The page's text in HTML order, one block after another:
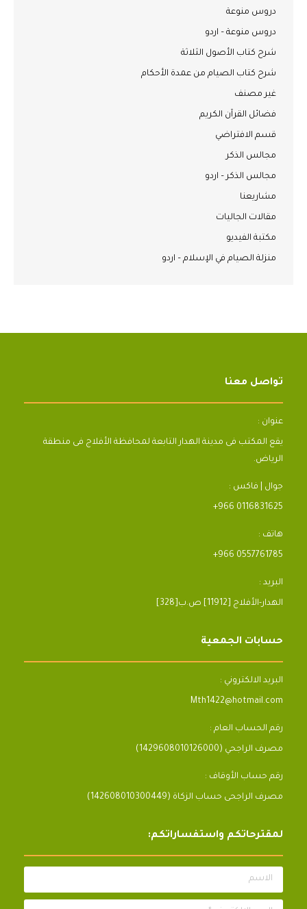
دروس منوعة
دروس منوعة – اردو
شرح كتاب الأصول الثلاثة
شرح كتاب الصيام من عمدة الأحكام
غير مصنف
فضائل القرآن الكريم
قسم الافتراضي
مجالس الذكر
مجالس الذكر – اردو
مشاريعنا
مقالات الجاليات
مكتبة الفيديو
منزلة الصيام في الإسلام – اردو
تواصل معنا
عنوان :
يقع المكتب فى مدينة الهدار التابعة لمحافظة الأفلاج فى منطقة
الرياض.
جوال | فاكس :
+966 0116831625
هاتف :
+966 0557761785
البريد :
[328]الهدار-الأفلاج [11912] ص.ب
حسابات الجمعية
البريد الالكتروني :
Mth1422@hotmail.com
رقم الحساب العام :
مصرف الراجحي (1429608010126000)
رقم حساب الأوقاف :
مصرف الراجحى حساب الزكاة (142608010300449)
لمقترحاتكم واستفساراتكم:
الاسم